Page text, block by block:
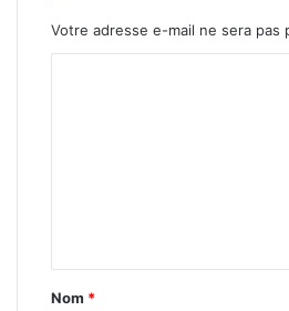
Votre adresse e-mail ne sera pas
t
a
Nom *